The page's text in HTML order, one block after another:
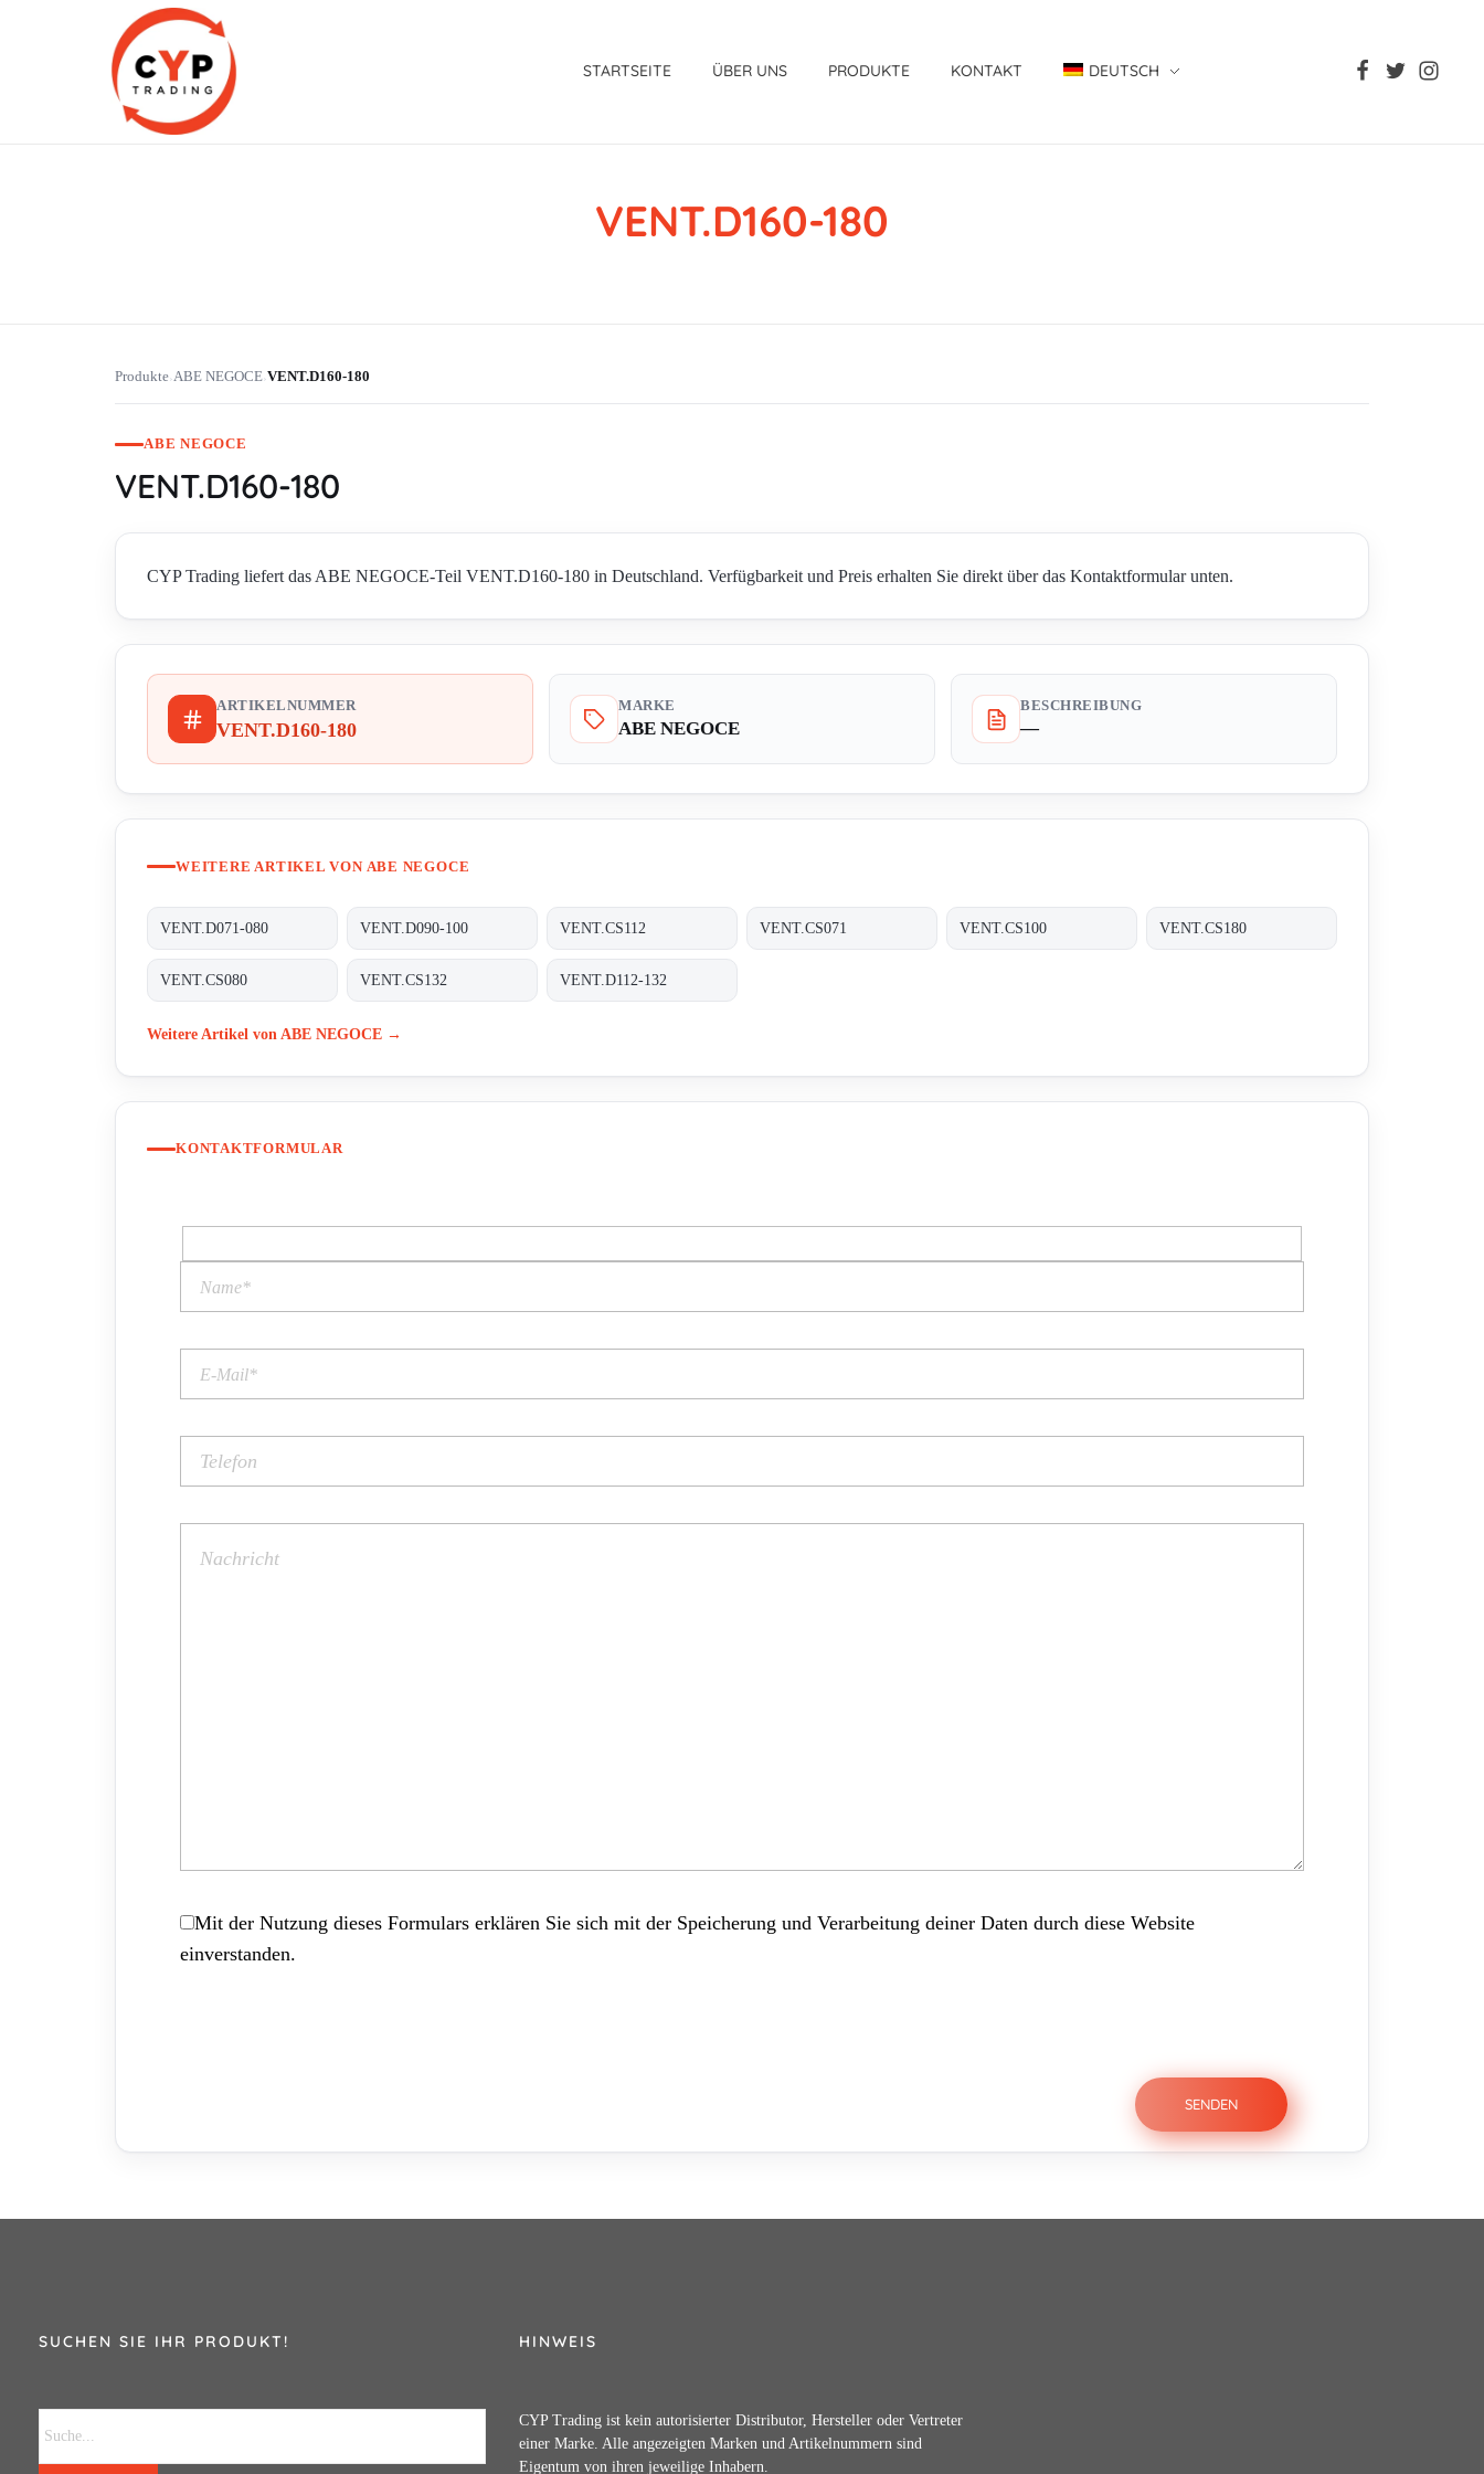
STARTSEITE ÜBER UNS PRODUKTE KONTAKT DEUTSCH
VENT.D160-180
Produkte›ABE NEGOCE›VENT.D160-180
ABE NEGOCE
VENT.D160-180
CYP Trading liefert das ABE NEGOCE-Teil VENT.D160-180 in Deutschland. Verfügbarkeit und Preis erhalten Sie direkt über das Kontaktformular unten.
ARTIKELNUMMER
VENT.D160-180
MARKE
ABE NEGOCE
BESCHREIBUNG
—
WEITERE ARTIKEL VON ABE NEGOCE
VENT.D071-080 VENT.D090-100 VENT.CS112 VENT.CS071 VENT.CS100 VENT.CS180
VENT.CS080 VENT.CS132 VENT.D112-132
Weitere Artikel von ABE NEGOCE →
KONTAKTFORMULAR
Mit der Nutzung dieses Formulars erklären Sie sich mit der Speicherung und Verarbeitung deiner Daten durch diese Website
einverstanden.
SUCHEN SIE IHR PRODUKT! HINWEIS
CYP Trading ist kein autorisierter Distributor, Hersteller oder Vertreter
einer Marke. Alle angezeigten Marken und Artikelnummern sind
Eigentum von ihren jeweilige Inhabern.